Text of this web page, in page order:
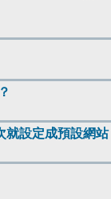
就設定成預設網站